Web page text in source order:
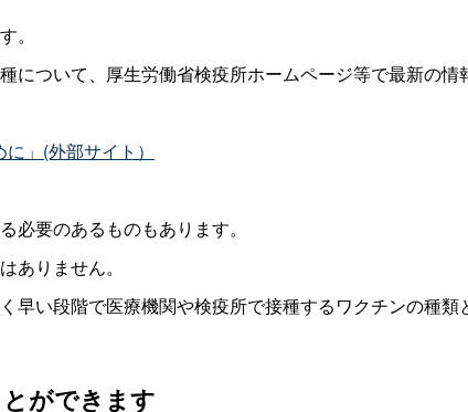
。
ついて、厚生労働省検疫所ホームページ等で最新の情
」(外部サイト）
必要のあるものもあります。
ありません。
い段階で医療機関や検疫所で接種するワクチンの種類
ができます